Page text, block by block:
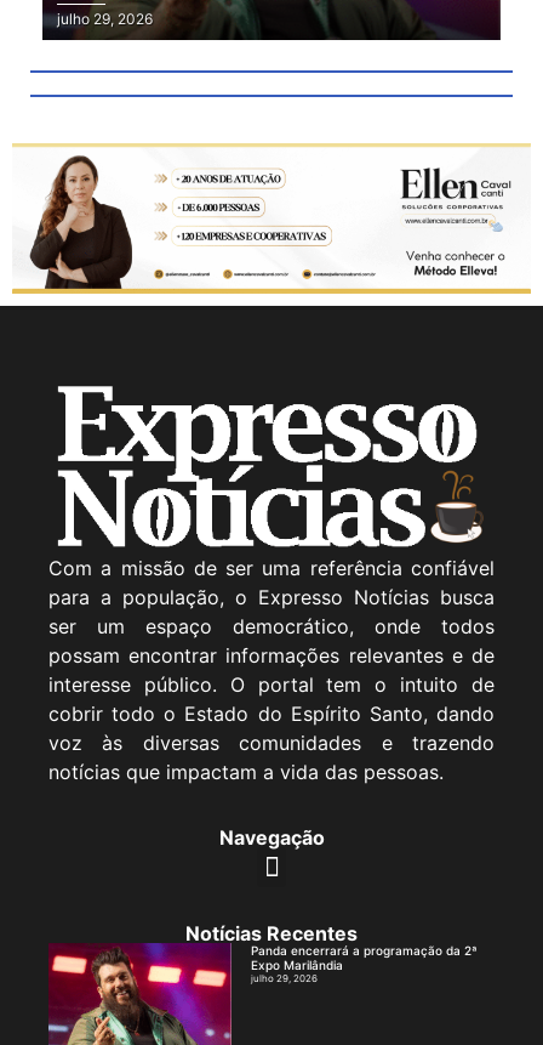
julho 29, 2026
Com a missão de ser uma referência confiável
para a população, o Expresso Notícias busca
ser um espaço democrático, onde todos
possam encontrar informações relevantes e de
interesse público. O portal tem o intuito de
cobrir todo o Estado do Espírito Santo, dando
voz às diversas comunidades e trazendo
notícias que impactam a vida das pessoas.
Navegação
Notícias Recentes
Panda encerrará a programação da 2ª
Expo Marilândia
julho 29, 2026